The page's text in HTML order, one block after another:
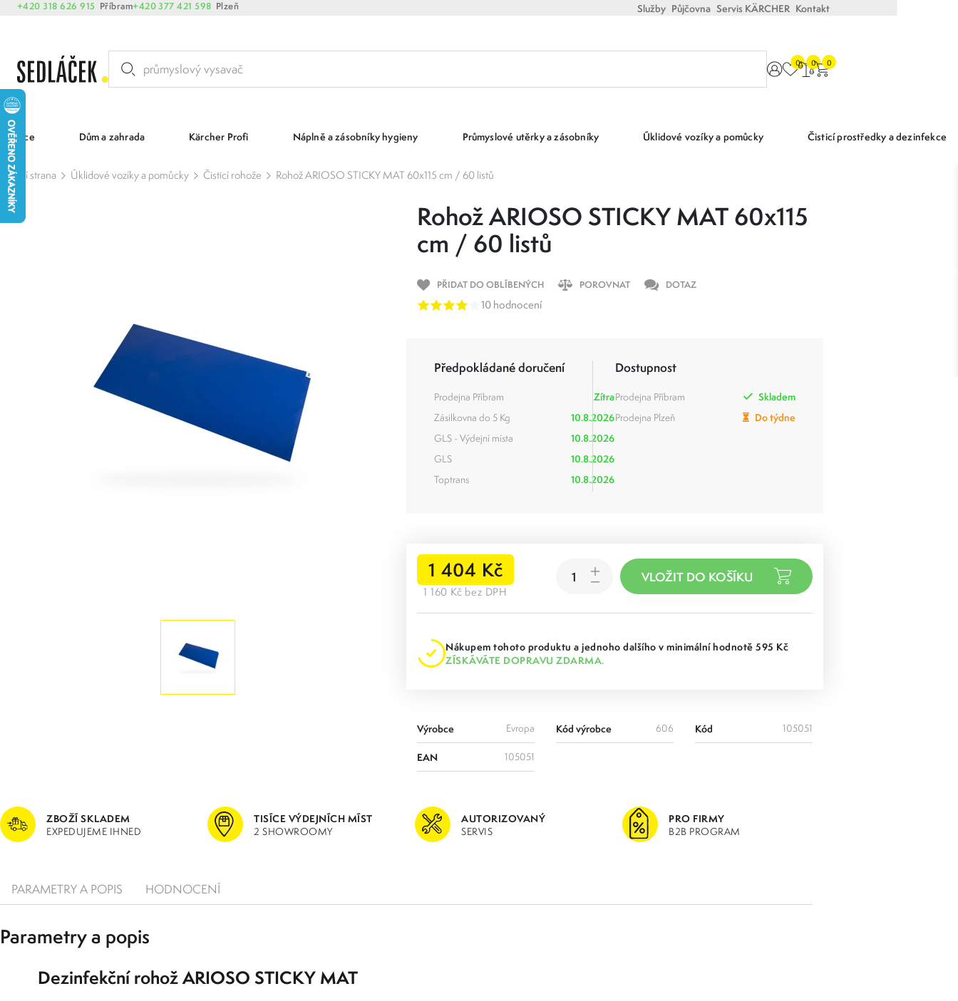
+420 318 626 915 Příbram+420 377 421 598 Plzeň Služby Půjčovna Servis KÄRCHER Kontakt
0 0 0
Akce Dům a zahrada Kärcher Profi Náplně a zásobníky hygieny Průmyslové utěrky a zásobníky Úklidové vozíky a pomůcky Čisticí prostředky a dezinfekce
Hlavní strana Úklidové vozíky a pomůcky Čisticí rohože Rohož ARIOSO STICKY MAT 60x115 cm / 60 listů
Rohož ARIOSO STICKY MAT 60x115
cm / 60 listů
PŘIDAT DO OBLÍBENÝCH POROVNAT DOTAZ
10 hodnocení
Předpokládané doručení
Prodejna Příbram
Zítra
Zásilkovna do 5 Kg
10.8.2026
GLS - Výdejní místa
10.8.2026
GLS
10.8.2026
Toptrans
10.8.2026
Dostupnost
Prodejna Příbram
Skladem
Prodejna Plzeň
Do týdne
1 404 Kč
1 160 Kč bez DPH
Nákupem tohoto produktu a jednoho dalšího v minimální hodnotě 595 Kč
ZÍSKÁVÁTE DOPRAVU ZDARMA.
Výrobce Evropa Kód výrobce 606 Kód 105051
EAN 105051
ZBOŽÍ SKLADEM
EXPEDUJEME IHNED
TISÍCE VÝDEJNÍCH MÍST
2 SHOWROOMY
AUTORIZOVANÝ
SERVIS
PRO FIRMY
B2B PROGRAM
PARAMETRY A POPIS HODNOCENÍ
Parametry a popis
Dezinfekční rohož ARIOSO STICKY MAT